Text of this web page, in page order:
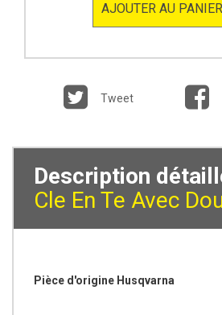
AJOUTER AU PANIER
Tweet
Description
Cle En Te Avec
Pièce d'origine Husqvarna